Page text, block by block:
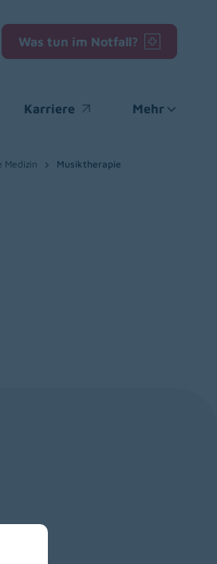
Was tun im Notfall?
Karriere
(opens in a new window)
Mehr
Medizin Musiktherapie